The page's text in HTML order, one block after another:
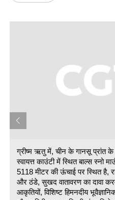
ग्रीष्म ऋतु में, चीन के गानसू प्रांत
स्वायत्त काउंटी में स्थित बाल्स स्नो
5118 मीटर की ऊंचाई पर स्थित है,
और ठंडे, सुखद वातावरण का दावा
आकृतियों, विशिष्ट हिमनदीय